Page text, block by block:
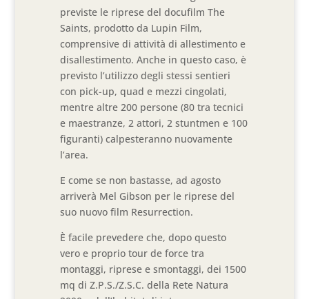
previste le riprese del docufilm The
Saints, prodotto da Lupin Film,
comprensive di attività di allestimento e
disallestimento. Anche in questo caso, è
previsto l’utilizzo degli stessi sentieri
con pick-up, quad e mezzi cingolati,
mentre altre 200 persone (80 tra tecnici
e maestranze, 2 attori, 2 stuntmen e 100
figuranti) calpesteranno nuovamente
l’area.
E come se non bastasse, ad agosto
arriverà Mel Gibson per le riprese del
suo nuovo film Resurrection.
È facile prevedere che, dopo questo
vero e proprio tour de force tra
montaggi, riprese e smontaggi, dei 1500
mq di Z.P.S./Z.S.C. della Rete Natura